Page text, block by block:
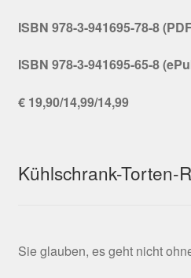
ISBN 978-3-941695-78-8
ISBN 978-3-941695-65-8
€ 19,90/14,99/14,99
Kühlschrank-Torten-
Sie glauben, es geht nicht